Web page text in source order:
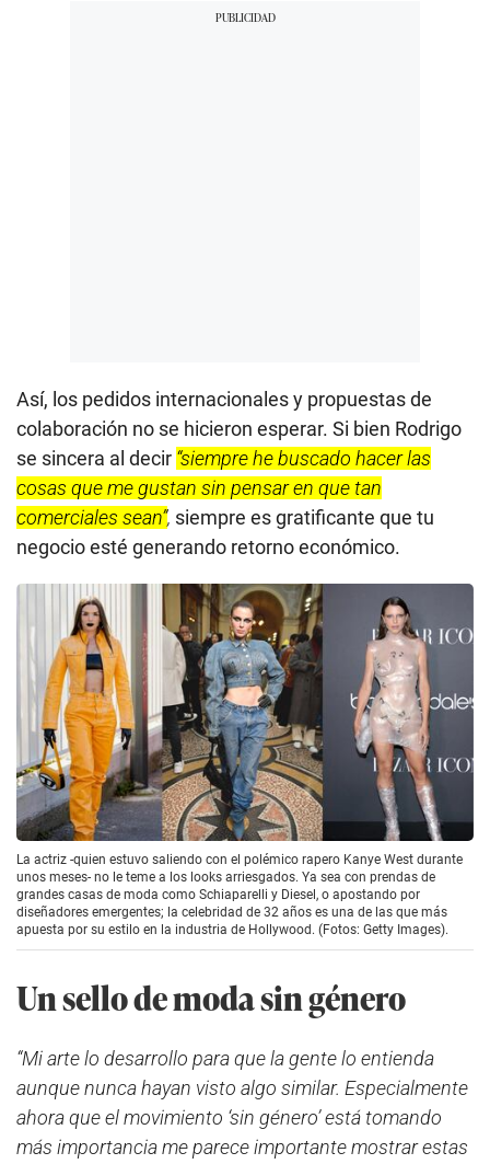
Así, los pedidos internacionales y propuestas de
colaboración no se hicieron esperar. Si bien Rodrigo
se sincera al decir “siempre he buscado hacer las
cosas que me gustan sin pensar en que tan
comerciales sean”, siempre es gratificante que tu
negocio esté generando retorno económico.
La actriz -quien estuvo saliendo con el polémico rapero Kanye West durante
unos meses- no le teme a los looks arriesgados. Ya sea con prendas de
grandes casas de moda como Schiaparelli y Diesel, o apostando por
diseñadores emergentes; la celebridad de 32 años es una de las que más
apuesta por su estilo en la industria de Hollywood. (Fotos: Getty Images).
Un sello de moda sin género
“Mi arte lo desarrollo para que la gente lo entienda
aunque nunca hayan visto algo similar. Especialmente
ahora que el movimiento ‘sin género’ está tomando
más importancia me parece importante mostrar estas